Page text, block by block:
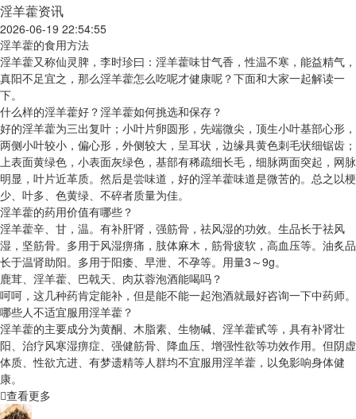
淫羊藿资讯
2026-06-19 22:54:55
淫羊藿的食用方法
淫羊藿又称仙灵脾，李时珍曰：淫羊藿味甘气香，性温不寒，能益精气，
真阳不足宜之，那么淫羊藿怎么吃呢才健康呢？下面和大家一起解读一
下。
什么样的淫羊藿好？淫羊藿如何挑选和保存？
好的淫羊藿为三出复叶；小叶片卵圆形，先端微尖，顶生小叶基部心形，
两侧小叶较小，偏心形，外侧较大，呈耳状，边缘具黄色刺毛状细锯齿；
上表面黄绿色，小表面灰绿色，基部有稀疏细长毛，细脉两面突起，网脉
明显，叶片近革质。然后是尝味道，好的淫羊藿味道是微苦的。总之以梗
少、叶多、色黄绿、不碎者质量为佳。
淫羊藿的药用价值有哪些？
淫羊藿辛、甘，温。有补肝肾，强筋骨，祛风湿的功效。生品长于祛风
湿，坚筋骨。多用于风湿痹痛，肢体麻木，筋骨疲软，高血压等。油炙品
长于温肾助阳。多用于阳痿、早泄、不孕等。用量3～9g。
鹿茸、淫羊藿、巴戟天、肉苁蓉泡酒能喝吗？
呵呵，这几种药肯定能补，但是能不能一起泡酒就最好咨询一下中药师。
哪些人不适宜服用淫羊藿？
淫羊藿的主要成分为黄酮、木脂素、生物碱、淫羊藿甙等，具有补肾壮
阳、治疗风寒湿痹症、强健筋骨、降血压、增强性欲等功效作用。但阴虚
体质、性欲亢进、有梦遗精等人群均不宜服用淫羊藿，以免影响身体健
康。
查看更多